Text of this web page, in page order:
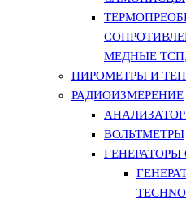
МЕДНЫЕ
ПИРОМЕТРЫ И
РАДИОИЗМЕРЕНИЕ
ВОЛЬТМЕТРЫ